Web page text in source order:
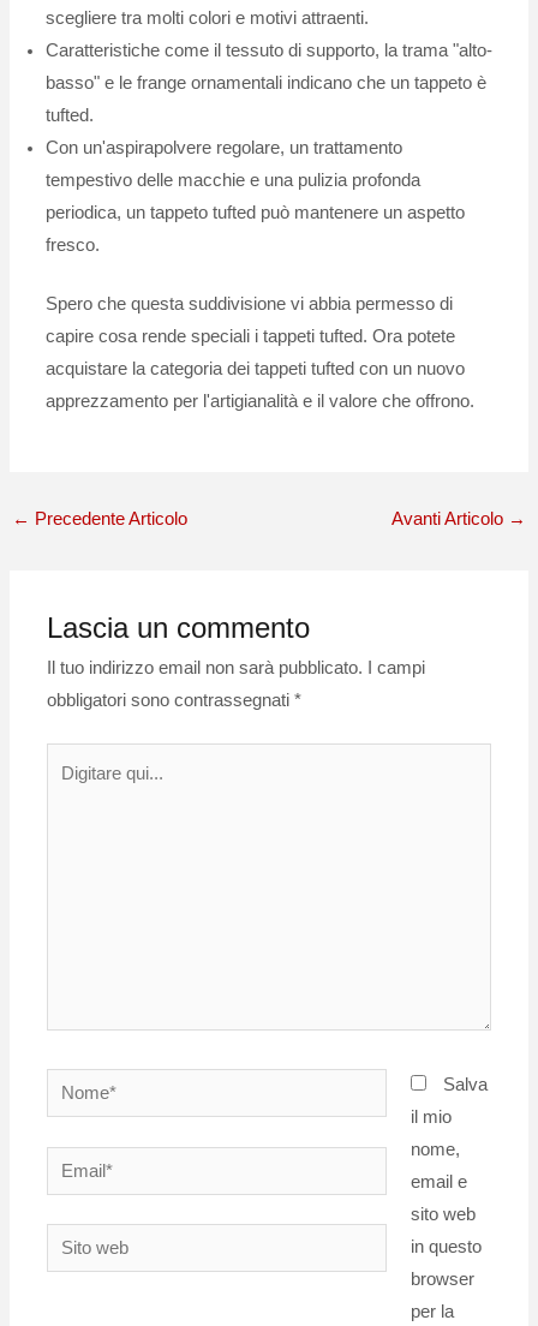
scegliere tra molti colori e motivi attraenti.
Caratteristiche come il tessuto di supporto, la trama "alto-
basso" e le frange ornamentali indicano che un tappeto è
tufted.
Con un'aspirapolvere regolare, un trattamento
tempestivo delle macchie e una pulizia profonda
periodica, un tappeto tufted può mantenere un aspetto
fresco.
Spero che questa suddivisione vi abbia permesso di
capire cosa rende speciali i tappeti tufted. Ora potete
acquistare la categoria dei tappeti tufted con un nuovo
apprezzamento per l'artigianalità e il valore che offrono.
← Precedente Articolo Avanti Articolo →
Lascia un commento
Il tuo indirizzo email non sarà pubblicato.
I campi
obbligatori sono contrassegnati*
qui...
Nome*
Email*
Sito
web
Salva
il mio
nome,
email e
sito web
in questo
browser
per la